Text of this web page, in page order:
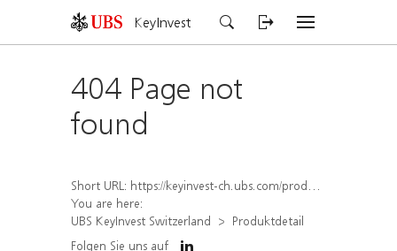
KeyInvest
404 Page not
found
Short URL: https://keyinvest-ch.ubs.com/produkt/detail/index/isin/CH1570498753
You are here:
UBS KeyInvest Switzerland
Produktdetail
Folgen Sie uns auf